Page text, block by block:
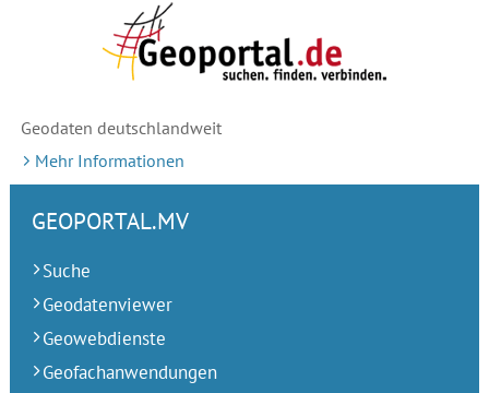
Geodaten deutschlandweit
Mehr Informationen
GEOPORTAL.MV
Suche
Geodatenviewer
Geowebdienste
Geofachanwendungen